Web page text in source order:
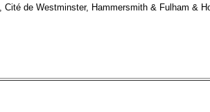
Cité de Westminster, Hammersmith & Fulham &